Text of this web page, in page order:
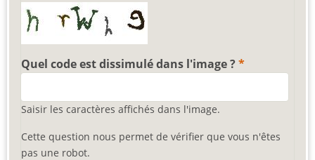
Quel code est dissimulé dans l'image ?
Saisir les caractères affichés dans l'image.
Cette question nous permet de vérifier que vous n'êtes
pas une robot.